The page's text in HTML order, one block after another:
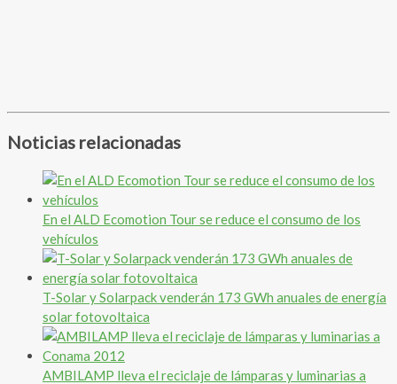
Noticias relacionadas
En el ALD Ecomotion Tour se reduce el consumo de los
vehículos
T-Solar y Solarpack venderán 173 GWh anuales de energía
solar fotovoltaica
AMBILAMP lleva el reciclaje de lámparas y luminarias a